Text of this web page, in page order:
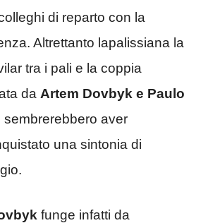
di reparto con la
Altrettanto lapalissiana la
tra i pali e la coppia
da Artem Dovbyk e Paulo
sembrerebbero aver
una sintonia di
funge infatti da